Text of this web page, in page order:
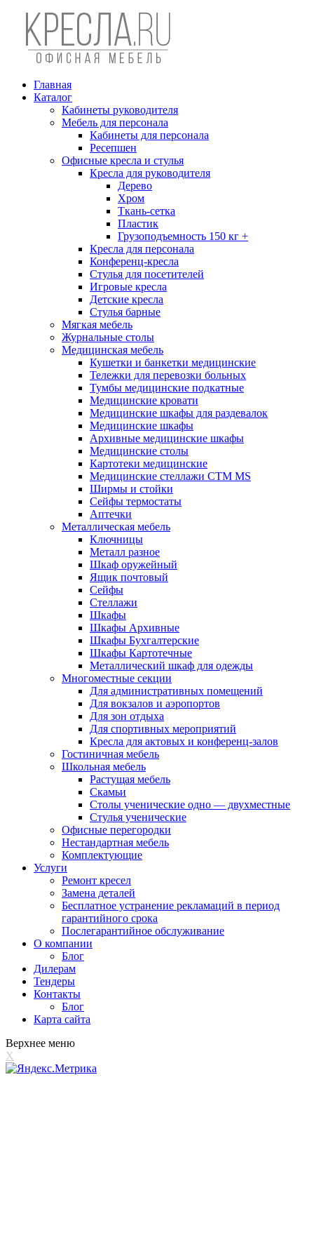
Главная
Каталог
Кабинеты руководителя
Мебель для персонала
Кабинеты для персонала
Ресепшен
Офисные кресла и стулья
Кресла для руководителя
Дерево
Хром
Ткань-сетка
Пластик
Грузоподъемность 150 кг +
Кресла для персонала
Конференц-кресла
Стулья для посетителей
Игровые кресла
Детские кресла
Стулья барные
Мягкая мебель
Журнальные столы
Медицинская мебель
Кушетки и банкетки медицинские
Тележки для перевозки больных
Тумбы медицинские подкатные
Медицинские кровати
Медицинские шкафы для раздевалок
Медицинские шкафы
Архивные медицинские шкафы
Медицинские столы
Картотеки медицинские
Медицинские стеллажи CTM MS
Ширмы и стойки
Сейфы термостаты
Аптечки
Металлическая мебель
Ключницы
Металл разное
Шкаф оружейный
Ящик почтовый
Сейфы
Стеллажи
Шкафы
Шкафы Архивные
Шкафы Бухгалтерские
Шкафы Картотечные
Металлический шкаф для одежды
Многоместные секции
Для административных помещений
Для вокзалов и аэропортов
Для зон отдыха
Для спортивных мероприятий
Кресла для актовых и конференц-залов
Гостиничная мебель
Школьная мебель
Растущая мебель
Скамьи
Столы ученические одно — двухместные
Стулья ученические
Офисные перегородки
Нестандартная мебель
Комплектующие
Услуги
Ремонт кресел
Замена деталей
Бесплатное устранение рекламаций в период
гарантийного срока
Послегарантийное обслуживание
О компании
Блог
Дилерам
Тендеры
Контакты
Блог
Карта сайта
Верхнее меню
X